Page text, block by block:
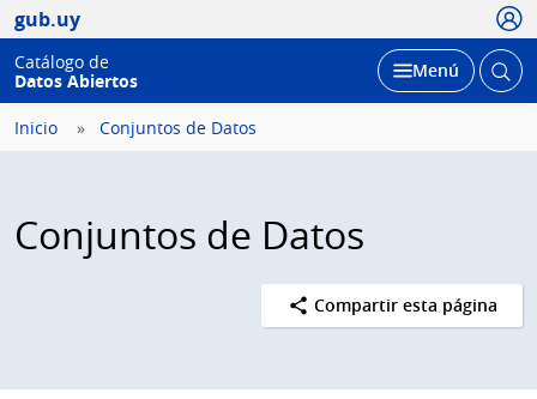
gub.uy
Catálogo de
Datos Abiertos
Desplegar
Menú Abrir
Inicio Conjuntos de Datos
Conjuntos de Datos
Compartir esta página